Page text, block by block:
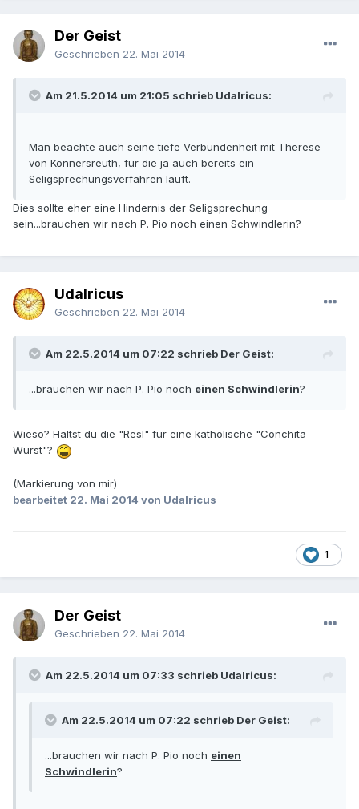
Der Geist
Geschrieben 22. Mai 2014
Am 21.5.2014 um 21:05 schrieb Udalricus:
Man beachte auch seine tiefe Verbundenheit mit Therese
von Konnersreuth, für die ja auch bereits ein
Seligsprechungsverfahren läuft.
Dies sollte eher eine Hindernis der Seligsprechung
sein...brauchen wir nach P. Pio noch einen Schwindlerin?
Udalricus
Geschrieben 22. Mai 2014
Am 22.5.2014 um 07:22 schrieb Der Geist:
...brauchen wir nach P. Pio noch einen Schwindlerin?
Wieso? Hältst du die "Resl" für eine katholische "Conchita
Wurst"?
(Markierung von mir)
bearbeitet 22. Mai 2014 von Udalricus
1
Der Geist
Geschrieben 22. Mai 2014
Am 22.5.2014 um 07:33 schrieb Udalricus:
Am 22.5.2014 um 07:22 schrieb Der Geist:
...brauchen wir nach P. Pio noch einen
Schwindlerin?